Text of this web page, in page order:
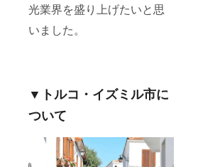
光業界を盛り上げたいと思
いました。
▼トルコ・イズミル市に
ついて